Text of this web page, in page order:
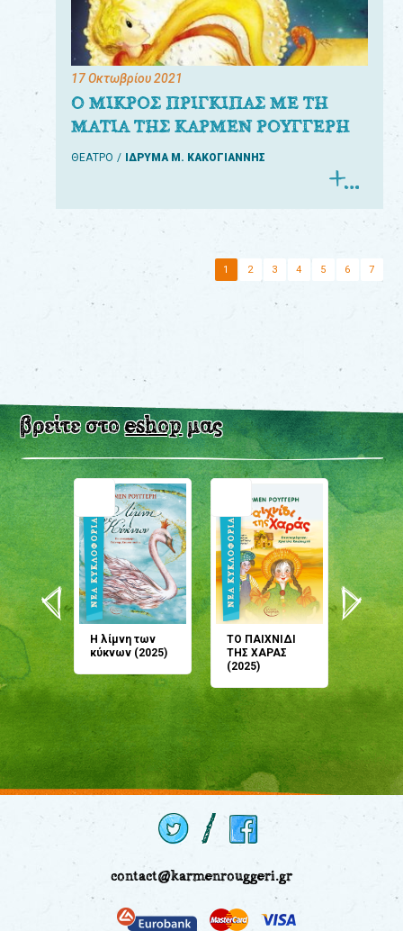
17 Οκτωβρίου 2021
Ο ΜΙΚΡΟΣ ΠΡΙΓΚΙΠΑΣ ΜΕ ΤΗ
ΜΑΤΙΑ ΤΗΣ ΚΑΡΜΕΝ ΡΟΥΓΓΕΡΗ
ΘΕΑΤΡΟ ΙΔΡΥΜΑ Μ. ΚΑΚΟΓΙΑΝΝΗΣ
1 2 3 4 5 6 7
βρείτε στοeshopμας
Η λίμνη των
κύκνων (2025)
ΤΟ ΠΑΙΧΝΙΔΙ
ΤΗΣ ΧΑΡΑΣ
(2025)
μου;
(2024)
contact@karmenrouggeri.gr